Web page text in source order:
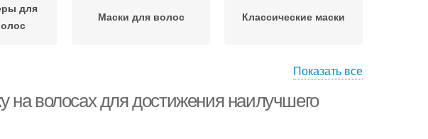
для
Маски для волос Классические маски
условиях
Маска для жирных
волос
Показать все
на волосах для достижения наилучшего